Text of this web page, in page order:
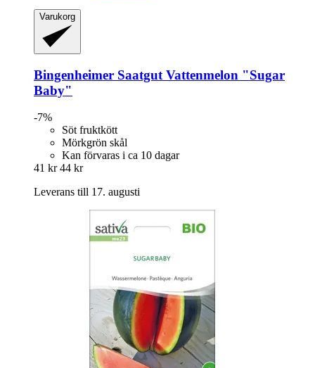
Varukorg
Bingenheimer Saatgut Vattenmelon "Sugar
Baby"
-7%
Söt fruktkött
Mörkgrön skål
Kan förvaras i ca 10 dagar
41 kr 44 kr
Leverans till 17. augusti